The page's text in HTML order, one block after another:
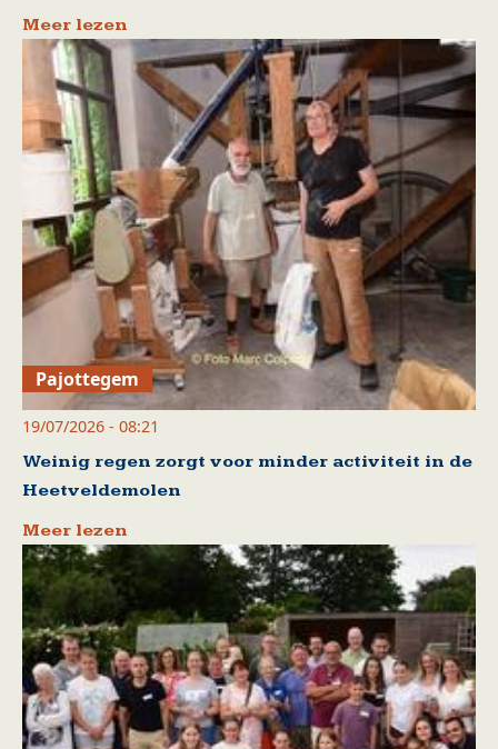
Meer lezen
Pajottegem
19/07/2026 - 08:21
Weinig regen zorgt voor minder activiteit in de
Heetveldemolen
Meer lezen